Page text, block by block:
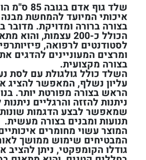
שלד גוף אדם
איכותי המיועד להמחשת
בצורה ברורה ומדויקת. מדובר
הכולל כ-200 עצמות, והוא
לסטודנטים לרפואה,
ומרצים המעוניינים להדגים
בצורה מקצועית.
השלד כולל גולגולת עם לסת
עליון נשלף, המאפשר להציג
הראש בצורה מפורטת יותר.
ניתנות להזזה והרגליים
שמאפשר לבצע הדגמות
תנועות ומבנים בצורה מעשית.
המוצר עשוי מחומרים
המבטיחים שימוש ממושך
גודלו הקומפקטי, ניתן להציב